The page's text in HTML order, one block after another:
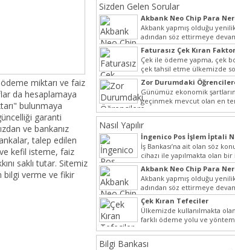
ödeme miktarı ve faiz
da hesaplamaya
bulunmaya
garanti
ve bankanız
talep edilen
kefil isteme, faiz
saklı tutar. Sitemiz
bilgi verme ve fikir
Sizden Gelen Sorular
Akbank Neo Chip Para
Kullanılır?
Akbank yapmış olduğu
adından söz ettirmeye
Hem müşteri potansiyelini
hem...
Faturasız Çek Kıran
Çek ile ödeme yapma, çek
çek tahsil etme ülkemizde
yaygın bir şekilde...
Zor Durumdaki
Yardımı
Günümüz ekonomik
geçinmek mevcut olan en
ihtiyaçları gidermek dahi
olmak...
Nasıl Yapılır
İngenico Pos İşlem İptali
İş Bankası’na ait olan söz
cihazı ile yapılmakta olan bir
iptal...
Akbank Neo Chip Para
Kullanılır?
Akbank yapmış olduğu
adından söz ettirmeye
Hem müşteri potansiyelini
hem...
Çek Kıran Tefeciler
Ülkemizde kullanılmakta
farklı ödeme yolu ve
olmak ile beraber bunlar...
Bilgi Bankası